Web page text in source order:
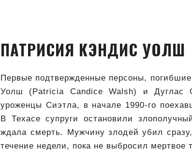
ПАТРИСИЯ КЭНДИС УОЛШ
Первые подтвержденные персоны,
Уолш (Patricia Candice Walsh) и Дуглас
уроженцы Сиэтла, в начале 1990-го
В Техасе супруги остановили
ждала смерть. Мужчину злодей убил
течение недели, пока не выбросил